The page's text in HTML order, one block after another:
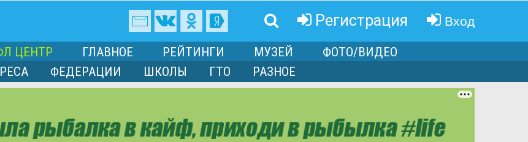
Регистрация Вход
ЦЕНТР ГЛАВНОЕ РЕЙТИНГИ МУЗЕЙ
ФОТО/ВИДЕО
ФЕДЕРАЦИИ ШКОЛЫ ГТО РАЗНОЕ